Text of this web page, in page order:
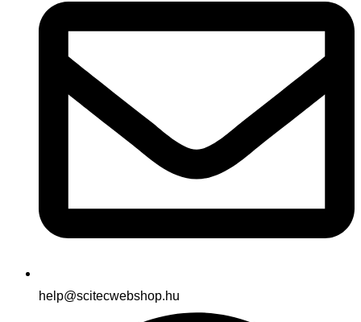
help@scitecwebshop.hu